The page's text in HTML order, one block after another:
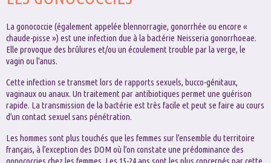
La gonococcie (également appelée blennorragie, gonorrhée ou encore «
chaude-pisse ») est une infection due à la bactérie Neisseria gonorrhoeae.
Elle provoque des brûlures et/ou un écoulement trouble par la verge, le
vagin ou l'anus.
Cette infection se transmet lors de rapports sexuels, bucco-génitaux,
vaginaux ou anaux. Un traitement par antibiotiques permet une guérison
rapide. La transmission de la bactérie est très facile et peut se faire au cours
d’un contact sexuel sans pénétration.
Les hommes sont plus touchés que les femmes sur l’ensemble du territoire
français, à l’exception des DOM où l’on constate une prédominance des
gonococcies chez les femmes. Les 15-24 ans sont les plus concernés par cette